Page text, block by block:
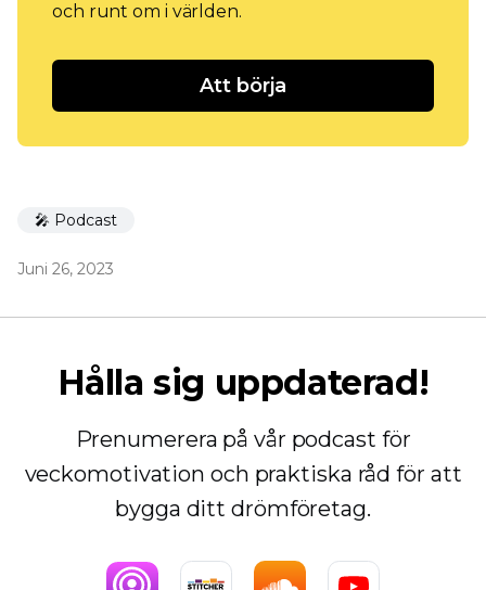
och runt om i världen.
Att börja
🎤 Podcast
Juni 26, 2023
Hålla sig uppdaterad!
Prenumerera på vår podcast för
veckomotivation och praktiska råd för att
bygga ditt drömföretag.